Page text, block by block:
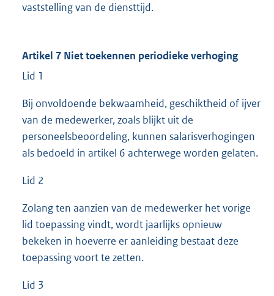
vaststelling van de diensttijd.
Artikel 7 Niet toekennen periodieke verhoging
Lid 1
Bij onvoldoende bekwaamheid, geschiktheid of ijver
van de medewerker, zoals blijkt uit de
personeelsbeoordeling, kunnen salarisverhogingen
als bedoeld in artikel 6 achterwege worden gelaten.
Lid 2
Zolang ten aanzien van de medewerker het vorige
lid toepassing vindt, wordt jaarlijks opnieuw
bekeken in hoeverre er aanleiding bestaat deze
toepassing voort te zetten.
Lid 3